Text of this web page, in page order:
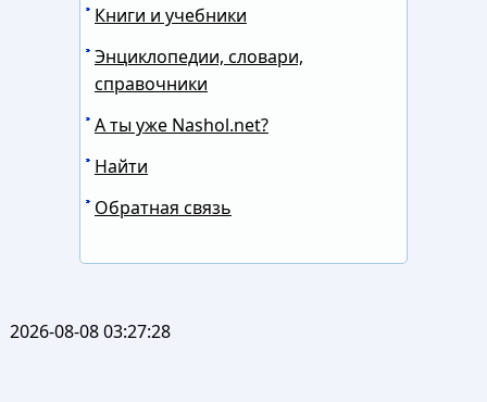
Книги и учебники
Энциклопедии, словари,
справочники
А ты уже Nashol.net?
Найти
Обратная связь
2026-08-08 03:27:28